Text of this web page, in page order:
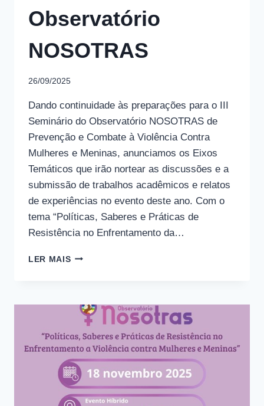
Observatório
NOSOTRAS
26/09/2025
Dando continuidade às preparações para o III
Seminário do Observatório NOSOTRAS de
Prevenção e Combate à Violência Contra
Mulheres e Meninas, anunciamos os Eixos
Temáticos que irão nortear as discussões e a
submissão de trabalhos acadêmicos e relatos
de experiências no evento deste ano. Com o
tema “Políticas, Saberes e Práticas de
Resistência no Enfrentamento da…
LER MAISCONHEÇA
DO
DO
NOSOTRAS